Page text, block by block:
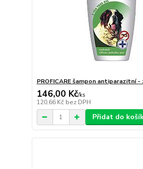
PROFICARE šampon antiparazitní -
146,00 Kč/ks
120,66 Kč bez DPH
Přidat do